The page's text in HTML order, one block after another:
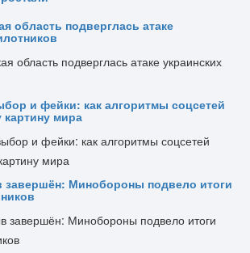
область подверглась атаке
и фейки: как алгоритмы соцсетей
мира
завершён: Минобороны подвело итоги